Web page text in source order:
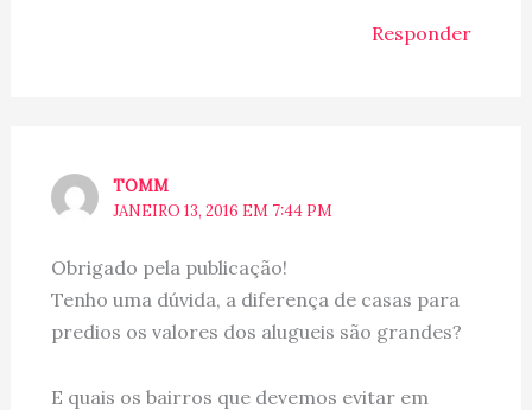
Responder
TOMM
JANEIRO 13, 2016 EM 7:44 PM
Obrigado pela publicação!
Tenho uma dúvida, a diferença de casas para
predios os valores dos alugueis são grandes?
E quais os bairros que devemos evitar em